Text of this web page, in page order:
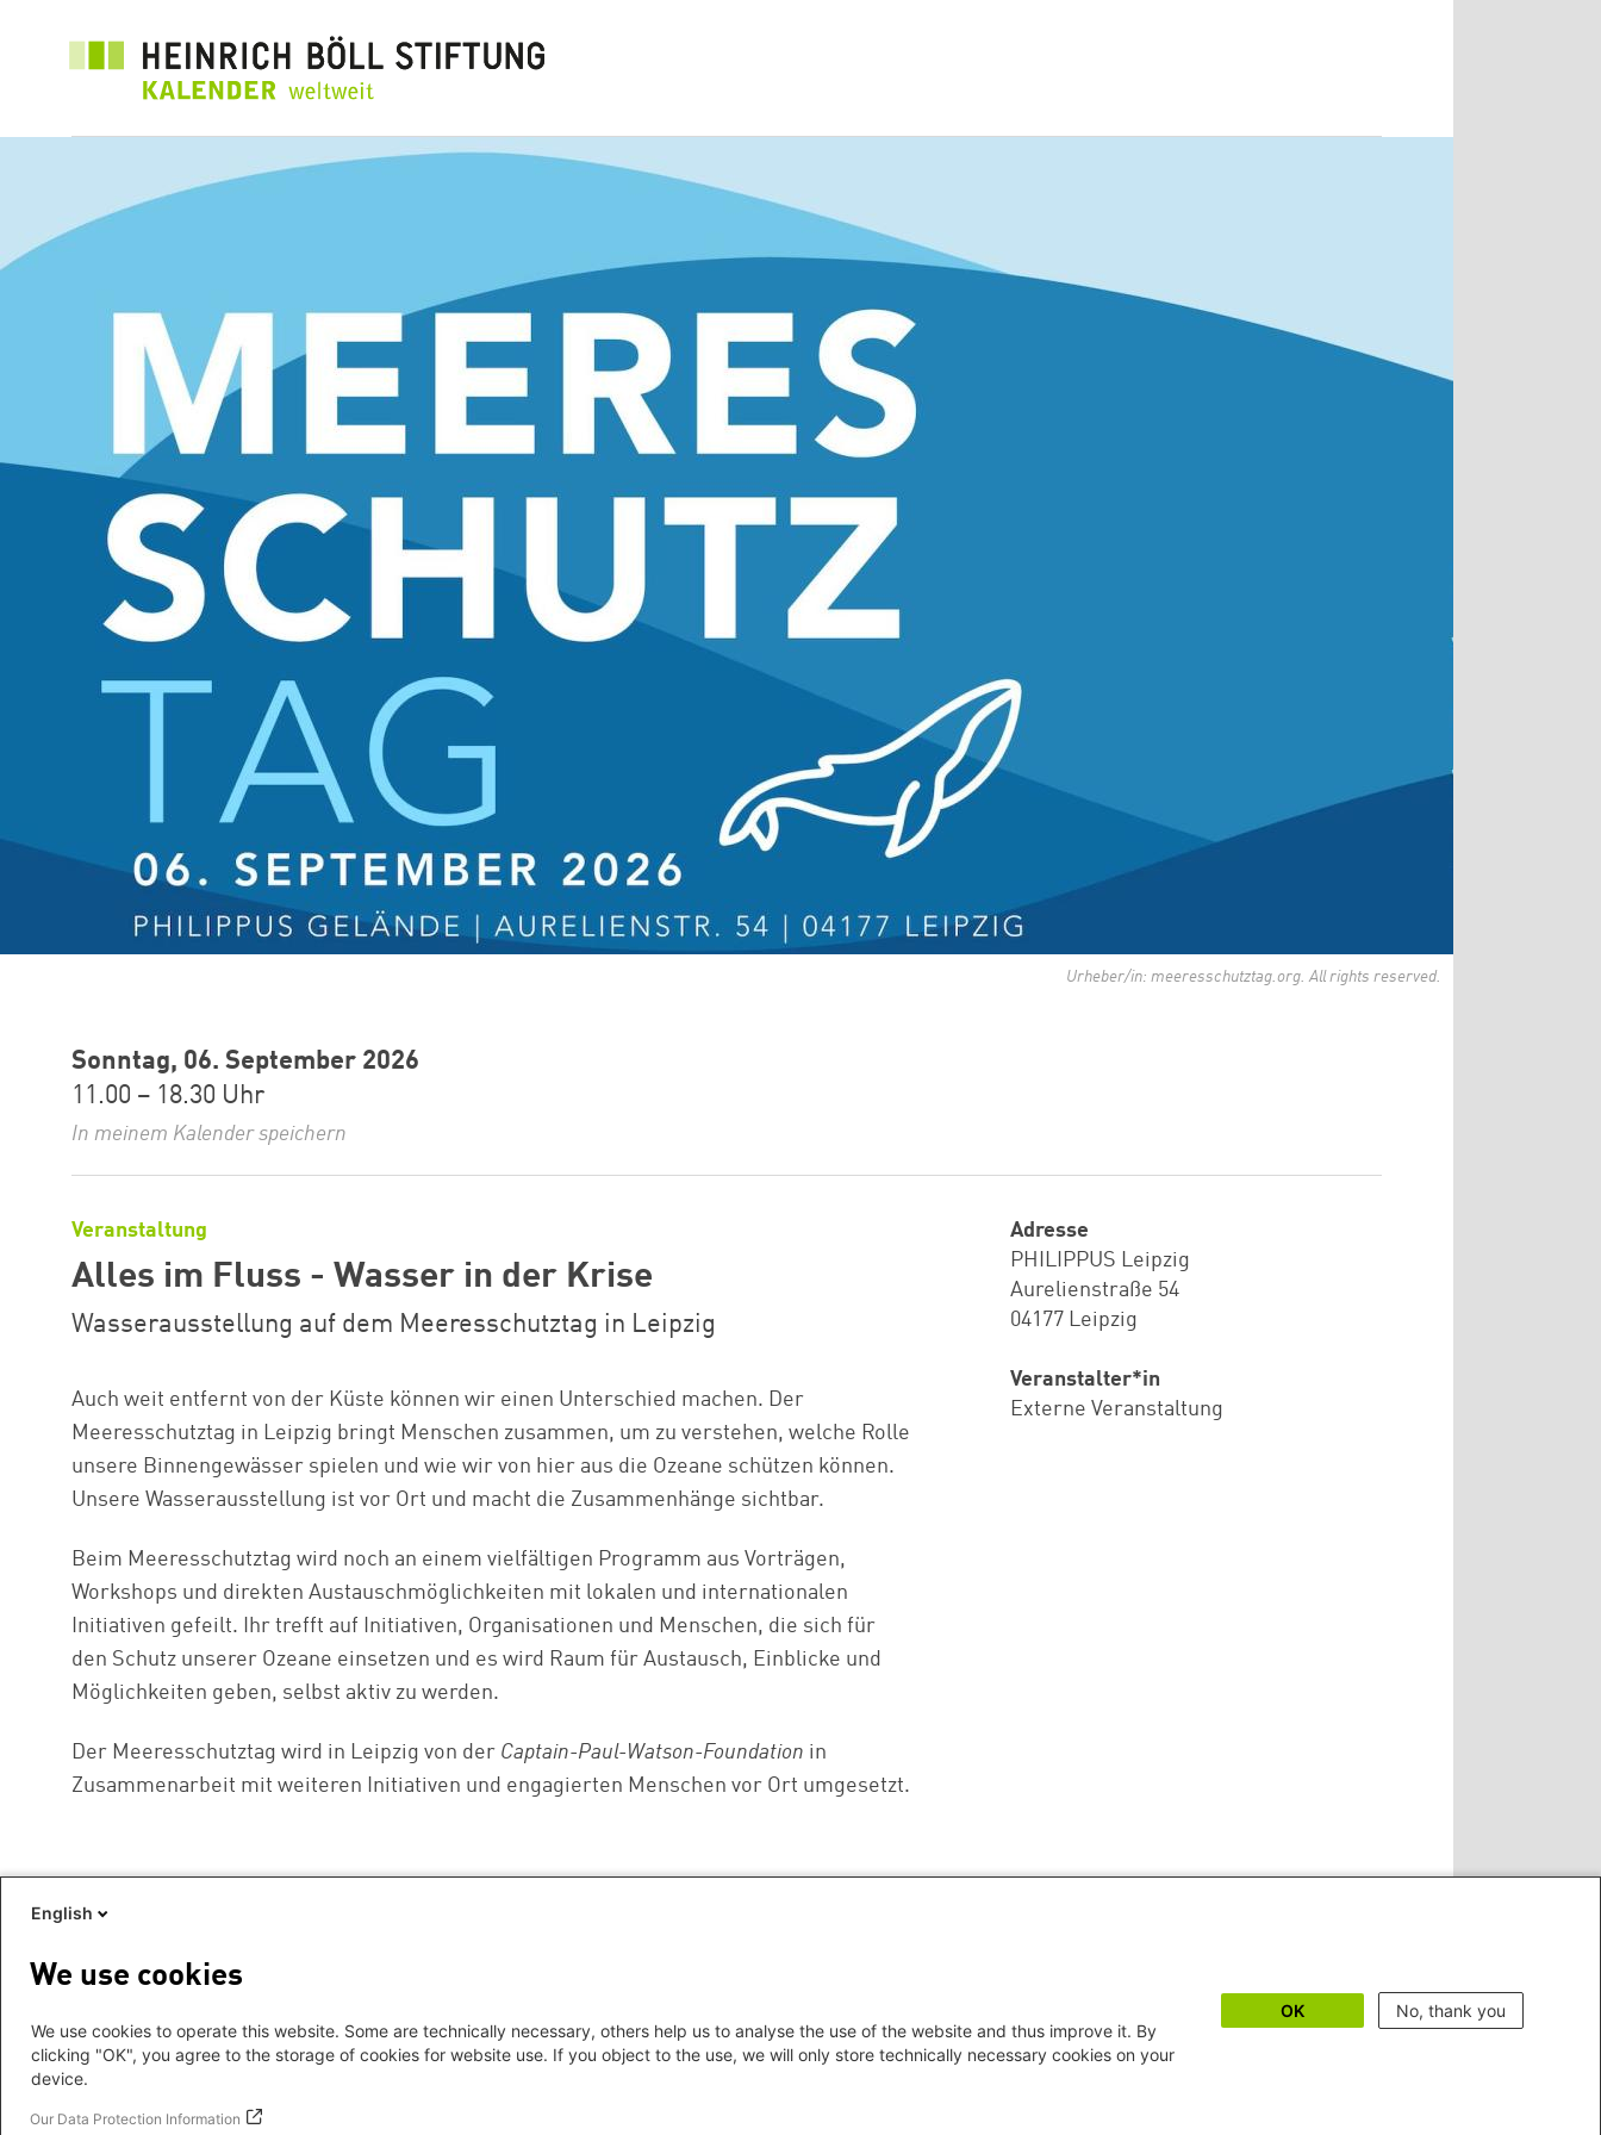
Urheber/in: meeresschutztag.org. All rights reserved.
Sonntag, 06. September 2026
11.00 – 18.30 Uhr
In meinem Kalender speichern
Veranstaltung
Alles im Fluss - Wasser in der Krise
Wasserausstellung auf dem Meeresschutztag in Leipzig
Auch weit entfernt von der Küste können wir einen Unterschied machen. Der
Meeresschutztag in Leipzig bringt Menschen zusammen, um zu verstehen, welche Rolle
unsere Binnengewässer spielen und wie wir von hier aus die Ozeane schützen können.
Unsere Wasserausstellung ist vor Ort und macht die Zusammenhänge sichtbar.
Beim Meeresschutztag wird noch an einem vielfältigen Programm aus Vorträgen,
Workshops und direkten Austauschmöglichkeiten mit lokalen und internationalen
Initiativen gefeilt. Ihr trefft auf Initiativen, Organisationen und Menschen, die sich für
den Schutz unserer Ozeane einsetzen und es wird Raum für Austausch, Einblicke und
Möglichkeiten geben, selbst aktiv zu werden.
Der Meeresschutztag wird in Leipzig von der Captain-Paul-Watson-Foundation in
Zusammenarbeit mit weiteren Initiativen und engagierten Menschen vor Ort umgesetzt.
Adresse
PHILIPPUS Leipzig
Aurelienstraße 54
04177 Leipzig
Veranstalter*in
Externe Veranstaltung
menu
Datenschutz
English
We use cookies
We use cookies to operate this website. Some are technically necessary, others help us to analyse the use of the website and thus improve it. By
clicking "OK", you agree to the storage of cookies for website use. If you object to the use, we will only store technically necessary cookies on your
device.
Our Data Protection Information
OK No, thank you